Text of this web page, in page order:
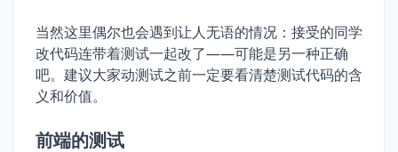
当然这里偶尔也会遇到让人无语的情况：接受的同学
改代码连带着测试一起改了——可能是另一种正确
吧。建议大家动测试之前一定要看清楚测试代码的含
义和价值。
前端的测试